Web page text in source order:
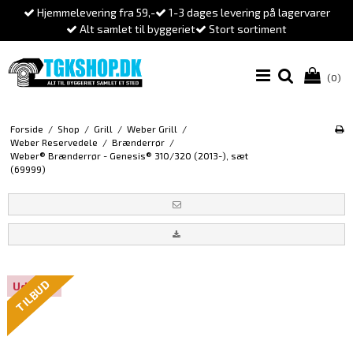
Hjemmelevering fra 59,-
1-3 dages levering på lagervarer
Alt samlet til byggeriet
Stort sortiment
(0)
Forside / Shop / Grill / Weber Grill
/
Weber Reservedele / Brænderrør /
Weber® Brænderrør - Genesis® 310/320 (2013-), sæt
(69999)
TILBUD
Udsolgt